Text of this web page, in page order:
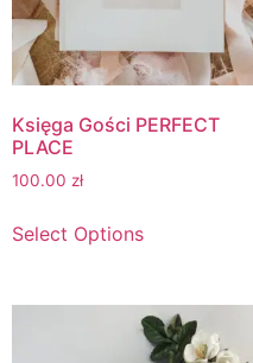
Księga Gości PERFECT
PLACE
100.00 zł
Select Options